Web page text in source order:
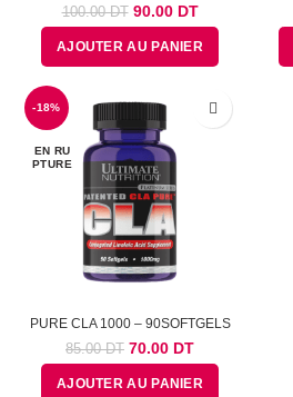
100.00DT Le
prix
initial
était :
90.00DTLe
prix
actuel
est :
DT.
AJOUTER AU PANIER
-18%
EN RU
PTURE
PURE CLA 1000 – 90SOFTGELS
85.00DT Le
prix
initial
70.00 DTLe
prix
actuel
AJOUTER AU PANIER